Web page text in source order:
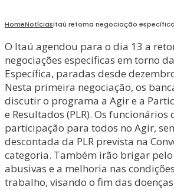
HomeNotíciasItaú retoma negociação
O Itaú agendou para o dia 13 a
negociações específicas em torno
Específica, paradas desde
Nesta primeira negociação, os
discutir o programa a Agir e a
e Resultados (PLR). Os funcionários
participação para todos no Agir,
descontada da PLR prevista na
categoria. Também irão brigar
abusivas e a melhoria nas
trabalho, visando o fim das